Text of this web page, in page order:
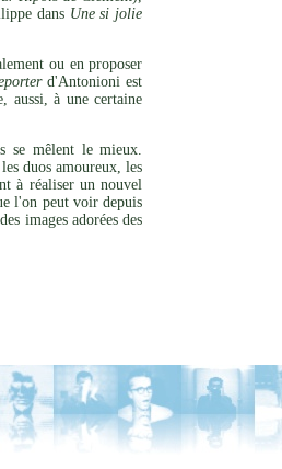
dans Une si jolie
ou en proposer
d'Antonioni est
aussi, à une certaine
se mêlent le mieux.
duos amoureux, les
à réaliser un nouvel
l'on peut voir depuis
images adorées des